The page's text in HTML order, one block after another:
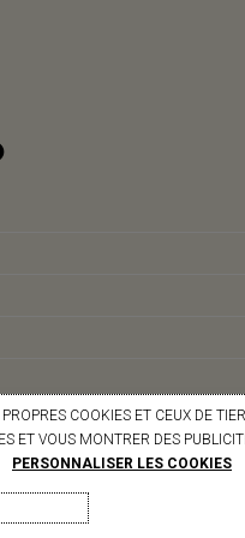
COOKIES ET CEUX DE
ET VOUS MONTRER DES
PERSONNALISER LES COOKIES